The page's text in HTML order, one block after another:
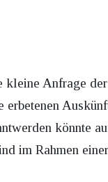
Anfrage
könnte
im Rahmen